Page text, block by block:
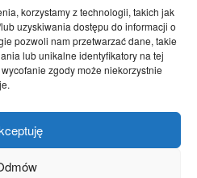
korzystamy z technologii, takich jak
uzyskiwania dostępu do informacji o
pozwoli nam przetwarzać dane, takie
lub unikalne identyfikatory na tej
zgody może niekorzystnie
4601
4363
3639
2823